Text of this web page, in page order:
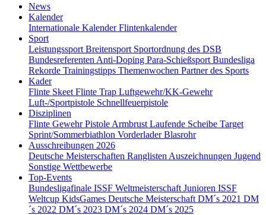
News
Kalender
Internationale KalenderFlintenkalender
Sport
Leistungssport Breitensport Sportordnung des DSB
Bundesreferenten Anti-Doping Para-Schießsport Bundesliga
Rekorde Trainingstipps Themenwochen Partner des Sports
Kader
Flinte Skeet Flinte Trap Luftgewehr/KK-Gewehr
Luft-/Sportpistole Schnellfeuerpistole
Disziplinen
Flinte GewehrPistole Armbrust Laufende Scheibe Target
Sprint/Sommerbiathlon VorderladerBlasrohr
Ausschreibungen 2026
Deutsche Meisterschaften Ranglisten Auszeichnungen Jugend
Sonstige Wettbewerbe
Top-Events
Bundesligafinale ISSF Weltmeisterschaft Junioren ISSF
Weltcup KidsGames Deutsche Meisterschaft DM´s 2021 DM
´s 2022 DM´s 2023 DM´s 2024 DM´s 2025